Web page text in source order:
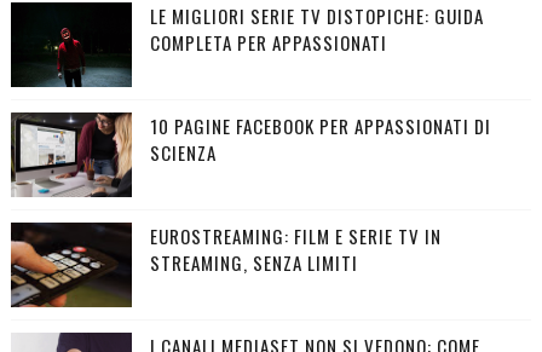
LE MIGLIORI SERIE TV DISTOPICHE: GUIDA
COMPLETA PER APPASSIONATI
10 PAGINE FACEBOOK PER APPASSIONATI DI
SCIENZA
EUROSTREAMING: FILM E SERIE TV IN
STREAMING, SENZA LIMITI
I CANALI MEDIASET NON SI VEDONO: COME